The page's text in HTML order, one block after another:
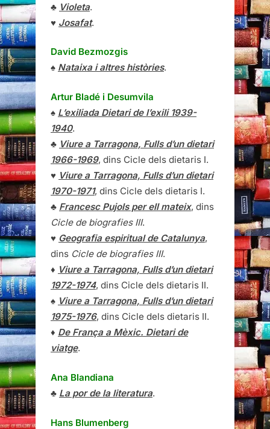
♣ Violeta.
♥ Josafat.
David Bezmozgis
♠ Nataixa i altres històries.
Artur Bladé i Desumvila
♠ L’exiliada Dietari de l’exili 1939-
1940.
♣ Viure a Tarragona, Fulls d’un dietari
1966-1969, dins Cicle dels dietaris I.
♥ Viure a Tarragona, Fulls d’un dietari
1970-1971, dins Cicle dels dietaris I.
♣ Francesc Pujols per ell mateix, dins
Cicle de biografies III.
♥ Geografia espiritual de Catalunya,
dins Cicle de biografies III.
♦ Viure a Tarragona, Fulls d’un dietari
1972-1974, dins Cicle dels dietaris II.
♠ Viure a Tarragona, Fulls d’un dietari
1975-1976, dins Cicle dels dietaris II.
♦ De França a Mèxic. Dietari de
viatge.
Ana Blandiana
♣ La por de la literatura.
Hans Blumenberg